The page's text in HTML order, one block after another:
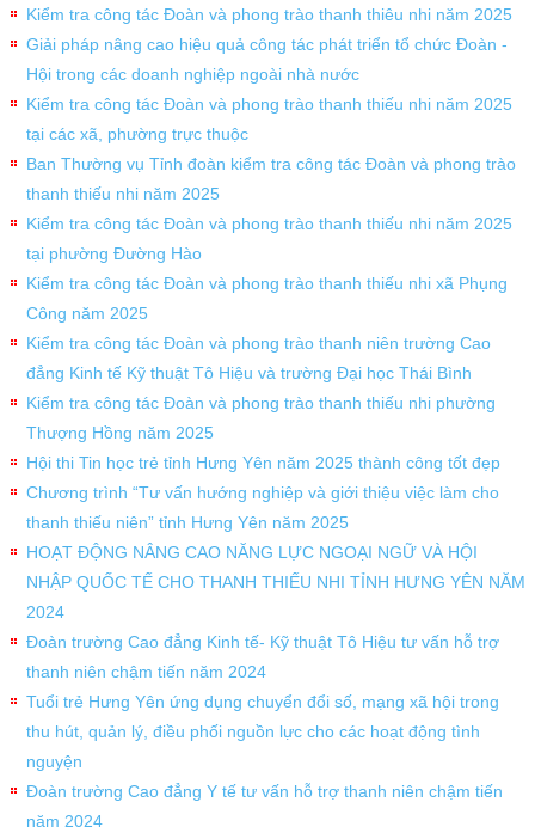
Kiểm tra công tác Đoàn và phong trào thanh thiêu nhi năm 2025
Giải pháp nâng cao hiệu quả công tác phát triển tổ chức Đoàn -
Hội trong các doanh nghiệp ngoài nhà nước
Kiểm tra công tác Đoàn và phong trào thanh thiếu nhi năm 2025
tại các xã, phường trực thuộc
Ban Thường vụ Tỉnh đoàn kiểm tra công tác Đoàn và phong trào
thanh thiếu nhi năm 2025
Kiểm tra công tác Đoàn và phong trào thanh thiếu nhi năm 2025
tại phường Đường Hào
Kiểm tra công tác Đoàn và phong trào thanh thiếu nhi xã Phụng
Công năm 2025
Kiểm tra công tác Đoàn và phong trào thanh niên trường Cao
đẳng Kinh tế Kỹ thuật Tô Hiệu và trường Đại học Thái Bình
Kiểm tra công tác Đoàn và phong trào thanh thiếu nhi phường
Thượng Hồng năm 2025
Hội thi Tin học trẻ tỉnh Hưng Yên năm 2025 thành công tốt đẹp
Chương trình “Tư vấn hướng nghiệp và giới thiệu việc làm cho
thanh thiếu niên” tỉnh Hưng Yên năm 2025
HOẠT ĐỘNG NÂNG CAO NĂNG LỰC NGOẠI NGỮ VÀ HỘI
NHẬP QUỐC TẾ CHO THANH THIẾU NHI TỈNH HƯNG YÊN NĂM
2024
Đoàn trường Cao đẳng Kinh tế- Kỹ thuật Tô Hiệu tư vấn hỗ trợ
thanh niên chậm tiến năm 2024
Tuổi trẻ Hưng Yên ứng dụng chuyển đổi số, mạng xã hội trong
thu hút, quản lý, điều phối nguồn lực cho các hoạt động tình
nguyện
Đoàn trường Cao đẳng Y tế tư vấn hỗ trợ thanh niên chậm tiến
năm 2024